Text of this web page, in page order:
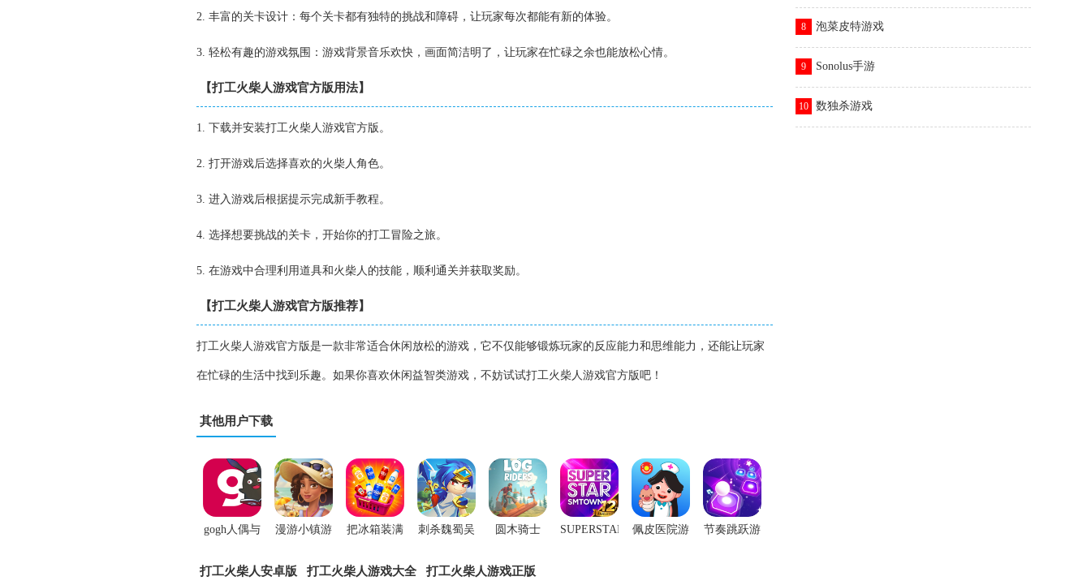
2. 丰富的关卡设计：每个关卡都有独特的挑战和障碍，让玩家每次都能有新的体验。
3. 轻松有趣的游戏氛围：游戏背景音乐欢快，画面简洁明了，让玩家在忙碌之余也能放松心情。
【打工火柴人游戏官方版用法】
1. 下载并安装打工火柴人游戏官方版。
2. 打开游戏后选择喜欢的火柴人角色。
3. 进入游戏后根据提示完成新手教程。
4. 选择想要挑战的关卡，开始你的打工冒险之旅。
5. 在游戏中合理利用道具和火柴人的技能，顺利通关并获取奖励。
【打工火柴人游戏官方版推荐】
打工火柴人游戏官方版是一款非常适合休闲放松的游戏，它不仅能够锻炼玩家的反应能力和思维能力，还能让玩家
在忙碌的生活中找到乐趣。如果你喜欢休闲益智类游戏，不妨试试打工火柴人游戏官方版吧！
其他用户下载
gogh人偶与
专注游戏
漫游小镇游 把冰箱装满
手游
刺杀魏蜀吴
官方版
圆木骑士 SUPERSTARSMTOWN
佩皮医院游 节奏跳跃游
打工火柴人安卓版 打工火柴人游戏大全 打工火柴人游戏正版
8 泡菜皮特游戏
9 Sonolus手游
10 数独杀游戏